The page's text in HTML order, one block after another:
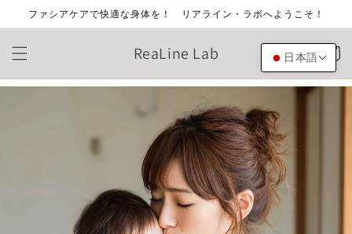
ンツに
進む
ファシアケアで快適な身体を！ リアライン・ラボへようこそ！
ReaLine Lab
ー
ト
日本語